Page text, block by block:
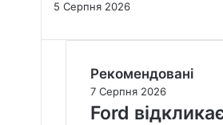
5 Серпня 2026
Рекомендовані
7 Серпня 2026
Ford